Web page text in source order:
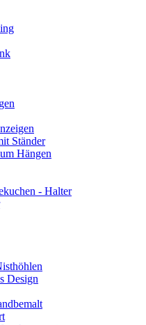
Ständer
Hängen
- Halter
Design